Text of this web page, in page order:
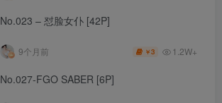
No.023 – 怼脸女仆 [42P]
9个月前 ￥3 1.2W+
No.027-FGO SABER [6P]